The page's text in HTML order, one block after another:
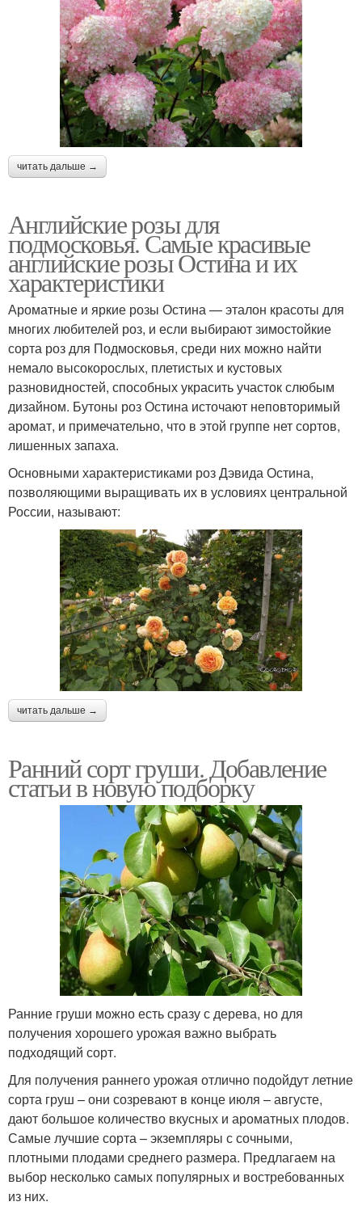
читать дальше →
Английские розы для
подмосковья. Самые красивые
английские розы Остина и их
характеристики
Ароматные и яркие розы Остина — эталон красоты для
многих любителей роз, и если выбирают зимостойкие
сорта роз для Подмосковья, среди них можно найти
немало высокорослых, плетистых и кустовых
разновидностей, способных украсить участок слюбым
дизайном. Бутоны роз Остина источают неповторимый
аромат, и примечательно, что в этой группе нет сортов,
лишенных запаха.
Основными характеристиками роз Дэвида Остина,
позволяющими выращивать их в условиях центральной
России, называют:
читать дальше →
Ранний сорт груши. Добавление
статьи в новую подборку
Ранние груши можно есть сразу с дерева, но для
получения хорошего урожая важно выбрать
подходящий сорт.
Для получения раннего урожая отлично подойдут летние
сорта груш – они созревают в конце июля – августе,
дают большое количество вкусных и ароматных плодов.
Самые лучшие сорта – экземпляры с сочными,
плотными плодами среднего размера. Предлагаем на
выбор несколько самых популярных и востребованных
из них.